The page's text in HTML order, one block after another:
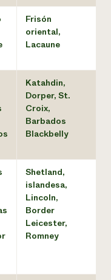
Frisón
oriental,
Lacaune
Katahdin,
Dorper, St.
Croix,
Barbados
Blackbelly
Shetland,
islandesa,
Lincoln,
Border
Leicester,
Romney